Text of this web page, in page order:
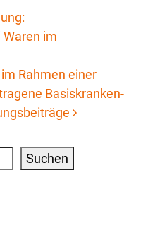
im
Rahmen einer
Basiskranken-
Suchen